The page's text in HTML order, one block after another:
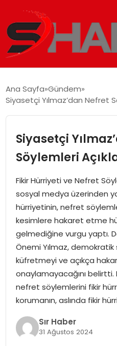
MAGAZIN
TEKNOLOJI
SPOR
EKONOMI
SIYASET
EĞITIM
YAŞAM
Ana Sayfa Gündem
Siyasetçi Yılmaz’dan Nefret
Siyasetçi
Söylemleri
Fikir Hürriyeti ve Nefret
sosyal medya üzerinden
hürriyetinin, nefret
kesimlere hakaret etme
gelmediğine vurgu yaptı.
Önemi Yılmaz,
küfretmeyi ve açıkça
onaylamayacağını
nefret söylemlerini fikir
korumanın, aslında fikir
Sır Haber
31 Ağustos 2024